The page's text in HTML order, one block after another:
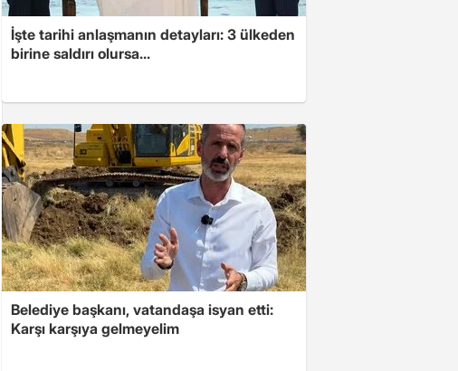
İşte tarihi anlaşmanın detayları: 3 ülkeden
birine saldırı olursa...
Belediye başkanı, vatandaşa isyan etti:
Karşı karşıya gelmeyelim